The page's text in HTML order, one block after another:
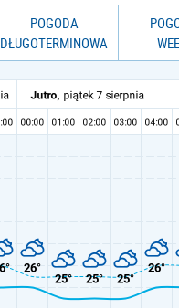
POGODA
DŁUGOTERMINOWA